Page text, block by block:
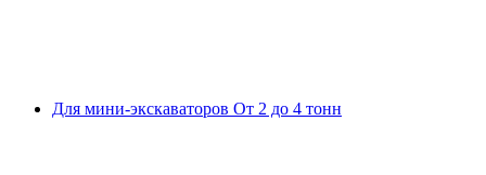
Для мини-экскаваторов От 2 до 4 тонн